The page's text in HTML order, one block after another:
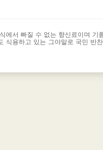
서 빠질 수 없는 향신료이며 기
식용하고 있는 그야말로 국민 반